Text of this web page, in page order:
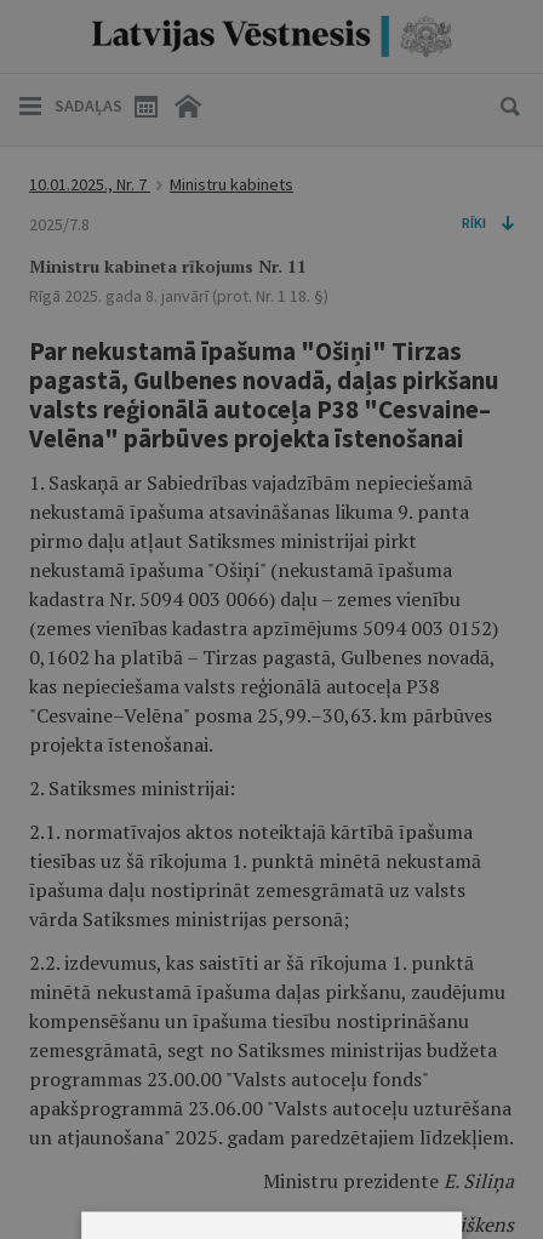
SADAĻAS
10.01.2025., Nr. 7
Ministru kabinets
2025/7.8
RĪKI
Ministru kabineta rīkojums Nr. 11
Rīgā 2025. gada 8. janvārī (prot. Nr. 1 18. §)
Par nekustamā īpašuma "Ošiņi" Tirzas
pagastā, Gulbenes novadā, daļas pirkšanu
valsts reģionālā autoceļa P38 "Cesvaine–
Velēna" pārbūves projekta īstenošanai
1. Saskaņā ar Sabiedrības vajadzībām nepieciešamā
nekustamā īpašuma atsavināšanas likuma 9. panta
pirmo daļu ​​​​​​atļaut Satiksmes ministrijai pirkt
nekustamā īpašuma "Ošiņi" (nekustamā īpašuma
kadastra Nr. 5094 003 0066) daļu – zemes vienību
(zemes vienības kadastra apzīmējums 5094 003 0152)
0,1602 ha platībā – Tirzas pagastā, Gulbenes novadā,
kas nepieciešama valsts reģionālā autoceļa P38
"Cesvaine–Velēna" posma 25,99.–30,63. km pārbūves
projekta īstenošanai.
2. Satiksmes ministrijai:
2.1. normatīvajos aktos noteiktajā kārtībā īpašuma
tiesības uz šā rīkojuma 1. punktā minētā nekustamā
īpašuma daļu nostiprināt zemesgrāmatā uz valsts
vārda Satiksmes ministrijas personā;
2.2. izdevumus, kas saistīti ar šā rīkojuma 1. punktā
minētā nekustamā īpašuma daļas pirkšanu, zaudējumu
kompensēšanu un īpašuma tiesību nostiprināšanu
zemesgrāmatā, segt no Satiksmes ministrijas budžeta
programmas 23.00.00 "Valsts autoceļu fonds"
apakšprogrammā 23.06.00 "Valsts autoceļu uzturēšana
un atjaunošana" 2025. gadam paredzētajiem līdzekļiem.
Ministru prezidenteE. Siliņa
K. Briškens